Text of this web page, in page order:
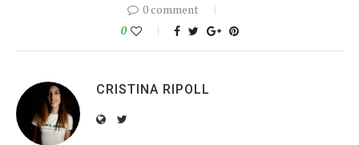
0 comment
0
CRISTINA RIPOLL